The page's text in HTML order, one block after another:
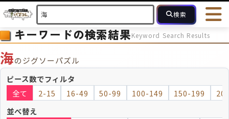
検索
HOME 会員登録
ログイン
最近投稿され
ピース数 2～15 16～49 50～99 100
キーワードの検索結果Keyword Search Results
海のジグソーパズル
ピース数でフィルタ
全て
2-15 16-49 50-99 100-149 150-199
並べ替え